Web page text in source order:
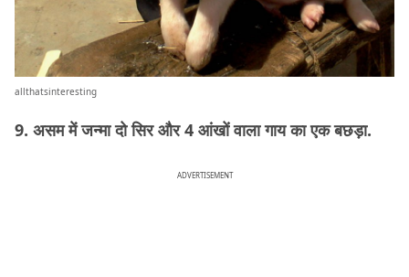
allthatsinteresting
9. असम में जन्मा दो सिर और 4 आंखों वाला गाय का एक बछड़ा.
ADVERTISEMENT